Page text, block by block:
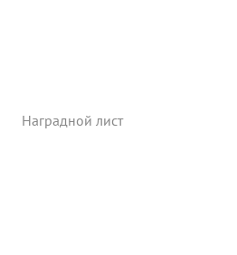
явила тов. КАДАЦКОВУ
орд. "Отечественной войны 1-
Наградной лист